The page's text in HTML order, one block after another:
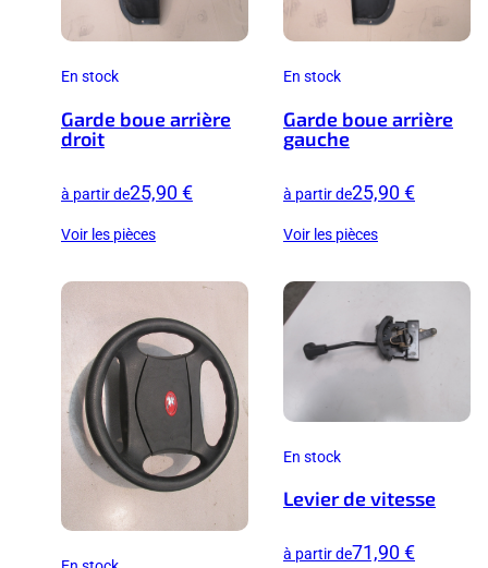
En stock
Garde boue arrière
droit
à partir de25,90 €
Voir les pièces
En stock
Garde boue arrière
gauche
à partir de25,90 €
Voir les pièces
En stock
Levier de vitesse
à partir de71,90 €